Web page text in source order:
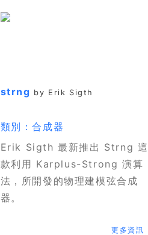
strng by Erik Sigth
類別：合成器
Erik Sigth 最新推出 Strng 這
款利用 Karplus-Strong 演算
法，所開發的物理建模弦合成
器。
更多資訊